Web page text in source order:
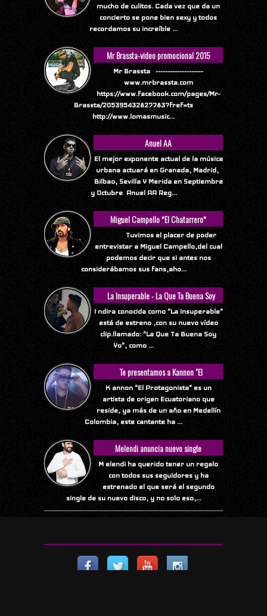
mucho de culitos. Cada vez que da un
concierto se pone bien sexy y todos
recordamos su increíble ...
Mr Brassta-video promocional 2015
Mr Brassta --------------------
www.mrbrassta.com
https://www.facebook.com/pages/Mr-
Brassta/205395432827783?fref=ts
http://www.lomasmusic...
Anuel AA
El mejor exponente actual de la música
urbana actuará en Granada, Madrid,
Bilbao, Sevilla Y Merida en Septiembre
y Octubre Anuel AA Reg...
Miguel Campello *El Chatarrero*
Tuvimos el placer de poder
entrevistar a Miguel Campello,del cual
podemos decir que si antes nos
considerábamos sus fans,aho...
La Insuperable - La Que Ta Buena Soy
Yo
I ndira conocida como "La Insuperable"
está de estreno ,con su nuevo vídeo
clip.llamado: "La Que Ta Buena Soy
Yo", como ...
Te presentamos a Kannon "El
Protagonista"
K annon "El Protagonista" es un
artista de origen Ecuatoriano que
reside, ya más de un año en Medellín
Colombia, este cantante ha ...
Melendi anuncia nuevo single
M elendi ha querido tener un regalo
con todos sus seguidores y ha
estrenado el que será el segundo
single de su nuevo disco, y no solo eso,...